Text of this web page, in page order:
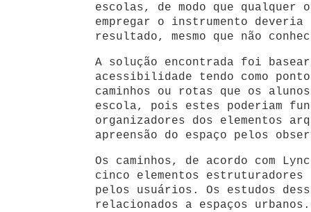
escolas, de modo que qualquer
empregar o instrumento deveria
resultado, mesmo que não
A solução encontrada foi
acessibilidade tendo como
caminhos ou rotas que os
escola, pois estes poderiam
organizadores dos elementos
apreensão do espaço pelos
Os caminhos, de acordo com
cinco elementos estruturadores
pelos usuários. Os estudos
relacionados a espaços urbanos.